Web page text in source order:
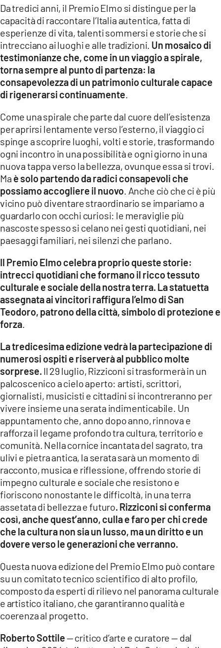
Da tredici anni, il Premio Elmo si distingue per la
capacità di raccontare l’Italia autentica, fatta di
esperienze di vita, talenti sommersi e storie che si
intrecciano ai luoghi e alle tradizioni. Un mosaico di
testimonianze che, come in un viaggio a spirale,
torna sempre al punto di partenza: la
consapevolezza di un patrimonio culturale capace
di rigenerarsi continuamente
Come una spirale che parte dal cuore dell’esistenza
per aprirsi lentamente verso l’esterno, il viaggio ci
spinge a scoprire luoghi, volti e storie, trasformando
ogni incontro in una possibilità e ogni giorno in una
nuova tappa verso la bellezza, ovunque essa si trovi.
Ma è solo partendo da radici consapevoli che
possiamo accogliere il nuovo . Anche ciò che ci è più
vicino può diventare straordinario se impariamo a
guardarlo con occhi curiosi: le meraviglie più
nascoste spesso si celano nei gesti quotidiani, nei
paesaggi familiari, nei silenzi che parlano.
Il Premio Elmo celebra proprio queste storie:
intrecci quotidiani che formano il ricco tessuto
culturale e sociale della nostra terra. La statuetta
assegnata ai vincitori raffigura l’elmo di San
Teodoro, patrono della città, simbolo di protezione e
forza
La tredicesima edizione vedrà la partecipazione di
numerosi ospiti e riserverà al pubblico molte
sorprese. Il 29 luglio, Rizziconi si trasformerà in un
palcoscenico a cielo aperto: artisti, scrittori,
giornalisti, musicisti e cittadini si incontreranno per
vivere insieme una serata indimenticabile. Un
appuntamento che, anno dopo anno, rinnova e
rafforza il legame profondo tra cultura, territorio e
comunità. Nella cornice incantata del sagrato, tra
ulivi e pietra antica, la serata sarà un momento di
racconto, musica e riflessione, offrendo storie di
impegno culturale e sociale che resistono e
fioriscono nonostante le difficoltà, in una terra
assetata di bellezza e futuro. Rizziconi si conferma
così, anche quest’anno, culla e faro per chi crede
che la cultura non sia un lusso, ma un diritto e un
dovere verso le generazioni che verranno.
Questa nuova edizione del Premio Elmo può contare
su un comitato tecnico scientifico di alto profilo,
composto da esperti di rilievo nel panorama culturale
e artistico italiano, che garantiranno qualità e
coerenza al progetto.
Roberto Sottile— critico d’arte e curatore — dal